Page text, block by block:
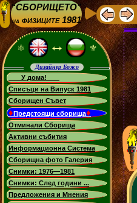
“СБОРИЩЕТО”
нафизиците 1981
⚛ ↔ ⚜
Дизайнер Божо
У дома!
Списъци на Випуск 1981
Сборищен Съвет
♦Предстоящи сборища♦
Отминали Сборища
Активни събития
Информационна Система
Сборищна фото Галерия
Снимки: 1976—1981
Снимки: След години ...
Предложения и Мнения